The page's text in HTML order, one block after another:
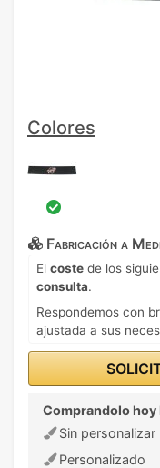
Colores
Fabricación a
El coste de los
consulta.
Respondemos con
ajustada a sus
Comprandolo
Sin personalizar
Personalizado